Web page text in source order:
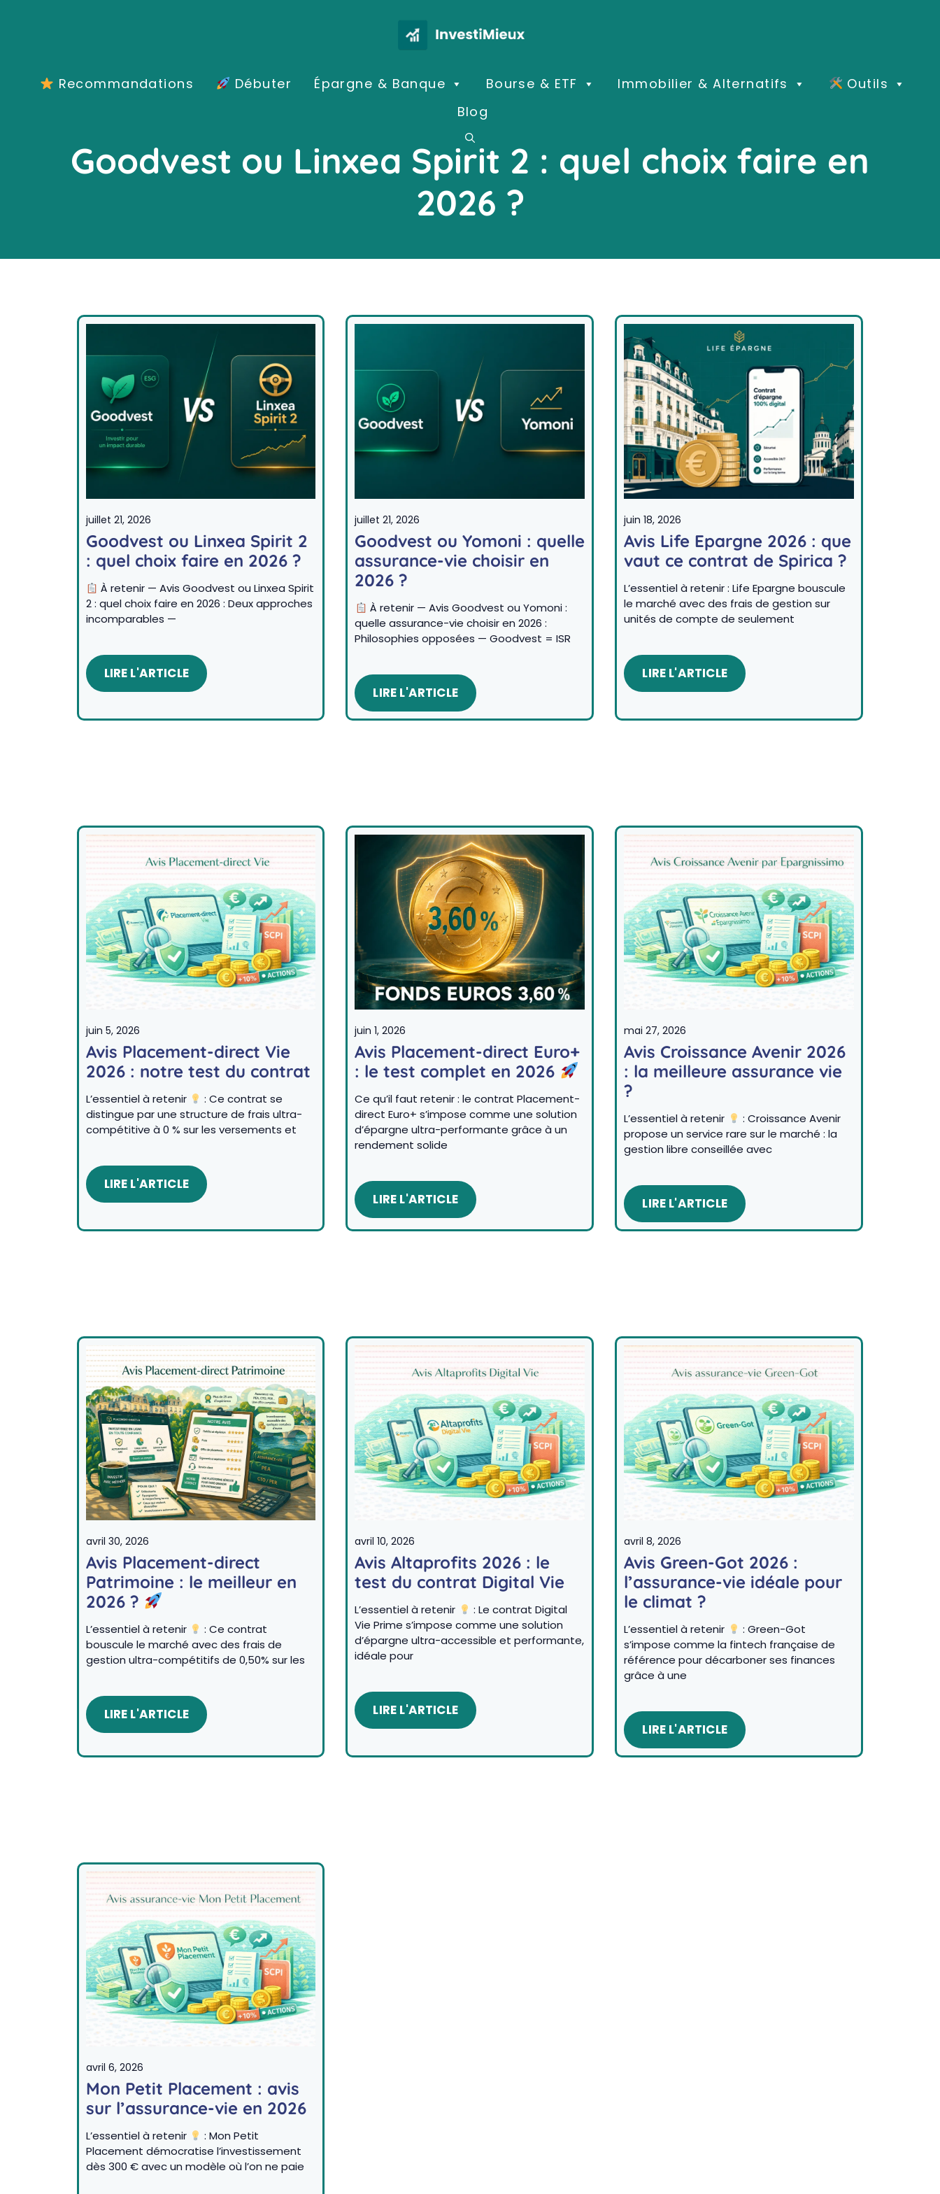
Recommandations Débuter Épargne & Banque Bourse & ETF Immobilier & Alternatifs
Outils
Blog
Goodvest ou Linxea Spirit 2 : quel choix faire en
2026 ?
juillet 21, 2026
Goodvest ou Linxea Spirit 2
: quel choix faire en 2026 ?
À retenir — Avis Goodvest ou Linxea Spirit
2 : quel choix faire en 2026 : Deux approches
incomparables —
LIRE L'ARTICLE
juillet 21, 2026
Goodvest ou Yomoni : quelle
assurance-vie choisir en
2026 ?
À retenir — Avis Goodvest ou Yomoni :
quelle assurance-vie choisir en 2026 :
Philosophies opposées — Goodvest = ISR
LIRE L'ARTICLE
juin 18, 2026
Avis Life Epargne 2026 : que
vaut ce contrat de Spirica ?
L’essentiel à retenir : Life Epargne bouscule
le marché avec des frais de gestion sur
unités de compte de seulement
LIRE L'ARTICLE
juin 5, 2026
Avis Placement-direct Vie
2026 : notre test du contrat
L’essentiel à retenir
: Ce contrat se
distingue par une structure de frais ultra-
compétitive à 0 % sur les versements et
LIRE L'ARTICLE
juin 1, 2026
Avis Placement-direct Euro+
: le test complet en 2026
Ce qu’il faut retenir : le contrat Placement-
direct Euro+ s’impose comme une solution
d’épargne ultra-performante grâce à un
rendement solide
LIRE L'ARTICLE
mai 27, 2026
Avis Croissance Avenir 2026
: la meilleure assurance vie
?
L’essentiel à retenir
: Croissance Avenir
propose un service rare sur le marché : la
gestion libre conseillée avec
LIRE L'ARTICLE
avril 30, 2026
Avis Placement-direct
Patrimoine : le meilleur en
2026 ?
L’essentiel à retenir
: Ce contrat
bouscule le marché avec des frais de
gestion ultra-compétitifs de 0,50% sur les
LIRE L'ARTICLE
avril 10, 2026
Avis Altaprofits 2026 : le
test du contrat Digital Vie
L’essentiel à retenir
: Le contrat Digital
Vie Prime s’impose comme une solution
d’épargne ultra-accessible et performante,
idéale pour
LIRE L'ARTICLE
avril 8, 2026
Avis Green-Got 2026 :
l’assurance-vie idéale pour
le climat ?
L’essentiel à retenir
: Green-Got
s’impose comme la fintech française de
référence pour décarboner ses finances
grâce à une
LIRE L'ARTICLE
avril 6, 2026
Mon Petit Placement : avis
sur l’assurance-vie en 2026
L’essentiel à retenir
: Mon Petit
Placement démocratise l’investissement
dès 300 € avec un modèle où l’on ne paie